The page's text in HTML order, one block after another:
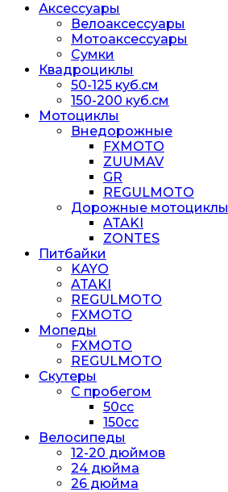
Аксессуары
Велоаксессуары
Мотоаксессуары
Сумки
Квадроциклы
50-125 куб.см
150-200 куб.см
Мотоциклы
Внедорожные
FXMOTO
ZUUMAV
GR
REGULMOTO
Дорожные мотоциклы
ATAKI
ZONTES
Питбайки
KAYO
ATAKI
REGULMOTO
FXMOTO
Мопеды
FXMOTO
REGULMOTO
Скутеры
С пробегом
50cc
150cc
Велосипеды
12-20 дюймов
24 дюйма
26 дюйма